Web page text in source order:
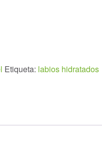
Etiqueta: labios hidratados